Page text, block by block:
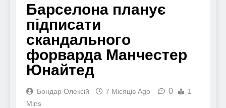
Барселона планує
підписати
скандального
форварда Манчестер
Юнайтед
Бондар Олексій 7 Місяців Ago 0
1
Mins